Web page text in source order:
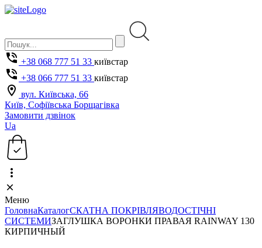
+38 068 777 51 33 київстар
+38 066 777 51 33 київстар
вул. Київська, 66
Київ, Софіївська Борщагівка
Замовити дзвінок
Ua
Меню
ГоловнаКаталогСКАТНА ПОКРІВЛЯВОДОСТІЧНІ
СИСТЕМИЗАГЛУШКА ВОРОНКИ ПРАВАЯ RAINWAY 130
КИРПИЧНЫЙ